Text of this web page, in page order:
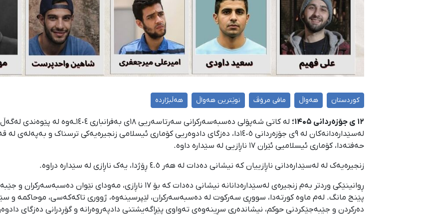
کوردستان هەواڵ مافی مرۆڤ نوێترین هەواڵ هەڵبژاردە
۱۲ ی جۆزەردانی ۱۴۰۵؛
لە کاتی شەپۆلی دەسبەسەرکرانی سەرتاسەریی
حەفتەدا، کۆماری ئیسلامیی ئێران ١٧ ناڕازیی لە سێدارە داوە.
زنجیرەیەک لە لەسێدارەدانی ناڕازییان کە نیشانی دەدات لە هەر ٤.٥ ڕۆژدا، یەک ناڕازی لە سێدارە دراوە.
پێنج مانگ. لەم ماوە کورتەدا، سووڕی سەرکوت لە دەسبەسەرکران، لێپرسینەوە، ژووری تاکەکەسی، موحاکمە و
دەرکردن و جێبەجێکردنی حوکم، نیشاندەری سڕینەوەی تەواوی پێڕاگەیشتنی دادپەروەرانە و گۆڕدرانی دەزگای